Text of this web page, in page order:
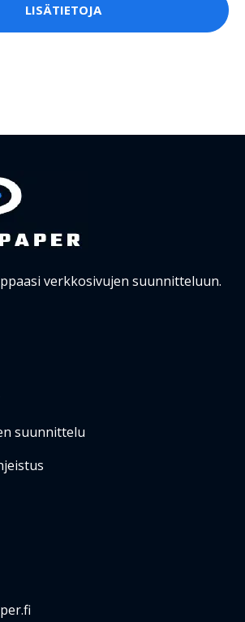
LISÄTIETOJA
verkkosivujen suunnitteluun.
suunnittelu